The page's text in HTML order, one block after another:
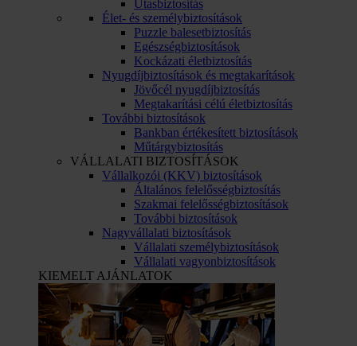
Utasbiztosítás
Élet- és személybiztosítások
Puzzle balesetbiztosítás
Egészségbiztosítások
Kockázati életbiztosítás
Nyugdíjbiztosítások és megtakarítások
Jövőcél nyugdíjbiztosítás
Megtakarítási célú életbiztosítás
További biztosítások
Bankban értékesített biztosítások
Műtárgybiztosítás
VÁLLALATI BIZTOSÍTÁSOK
Vállalkozói (KKV) biztosítások
Általános felelősségbiztosítás
Szakmai felelősségbiztosítások
További biztosítások
Nagyvállalati biztosítások
Vállalati személybiztosítások
Vállalati vagyonbiztosítások
KIEMELT AJÁNLATOK